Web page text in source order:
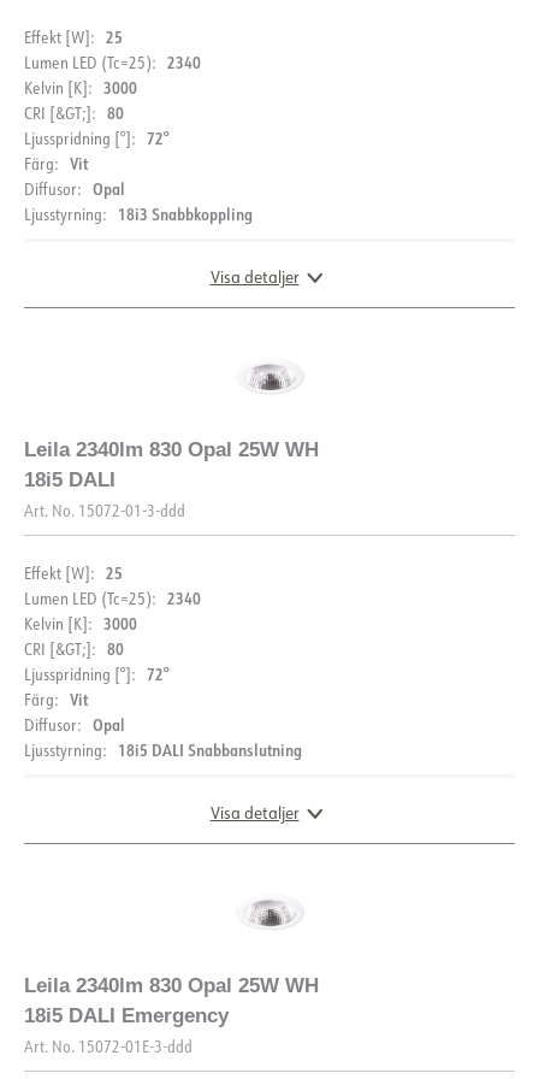
Färgtemperatur [K]
Färgåtergivning [CRI/Ra]
Färgkod
Ljuskälla
Optik
Dimningstyp DALI2
2
Strøm LED [mA] 600
Spänning ut, min. [V]
Spänning ut, max. [V] 38
MONTERING / ANSLUTNING
18i5 DALI Snabbanslutning
Ø190
Montering Infälld, tak
DOKUMENTATION
Datablad (NO)
FDV (ENG)
Effekt [W]: 25
Lumen LED (Tc=25): 2340
Kelvin [K]: 3000
CRI [&GT;]: 80
Ljusspridning [°]: 72°
Färg: Vit
Diffusor: Opal
Ljusstyrning: 18i3 Snabbkoppling
Visa detaljer
DIMENSIONER OCH LJUSFÖRDELNING
Leila 2340lm 830 Opal 25W WH
18i5 DALI
Art. No. 15072-01-3-ddd
Effekt [W]: 25
Lumen LED (Tc=25): 2340
Kelvin [K]: 3000
CRI [&GT;]: 80
Ljusspridning [°]: 72°
Färg: Vit
Diffusor: Opal
Ljusstyrning: 18i5 DALI Snabbanslutning
Visa detaljer
DIMENSIONER OCH LJUSFÖRDELNING
Leila 2340lm 830 Opal 25W WH
18i5 DALI Emergency
Art. No. 15072-01E-3-ddd